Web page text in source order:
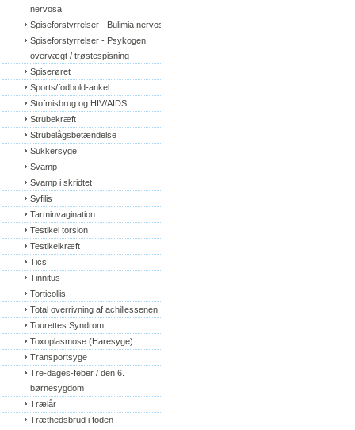
nervosa
Spiseforstyrrelser - Bulimia nervosa
Spiseforstyrrelser - Psykogen
overvægt / trøstespisning
Spiserøret
Sports/fodbold-ankel
Stofmisbrug og HIV/AIDS.
Strubekræft
Strubelågsbetændelse
Sukkersyge
Svamp
Svamp i skridtet
Syfilis
Tarminvagination
Testikel torsion
Testikelkræft
Tics
Tinnitus
Torticollis
Total overrivning af achillessenen
Tourettes Syndrom
Toxoplasmose (Haresyge)
Transportsyge
Tre-dages-feber / den 6.
børnesygdom
Trælår
Træthedsbrud i foden